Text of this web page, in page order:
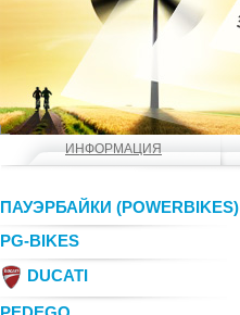
ИНФОРМАЦИЯ
ПАУЭРБАЙКИ (POWERBIKES)
PG-BIKES
DUCATI